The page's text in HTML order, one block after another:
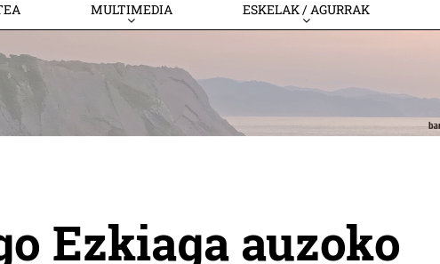
MULTIMEDIA ESKELAK / AGURRAK
Ezkiaga auzoko